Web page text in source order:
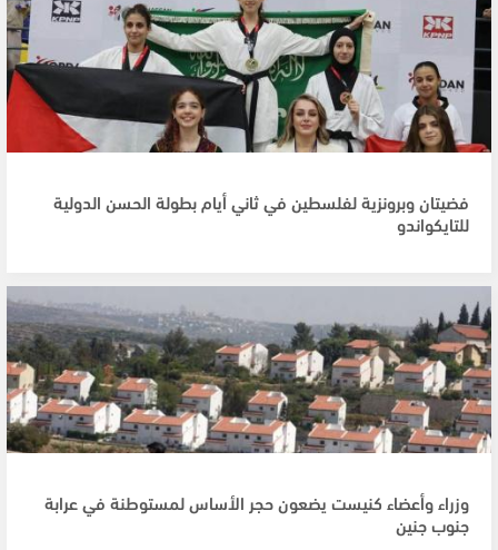
فضيتان وبرونزية لفلسطين في ثاني أيام بطولة الحسن الدولية
للتايكواندو
وزراء وأعضاء كنيست يضعون حجر الأساس لمستوطنة في عرابة
جنوب جنين